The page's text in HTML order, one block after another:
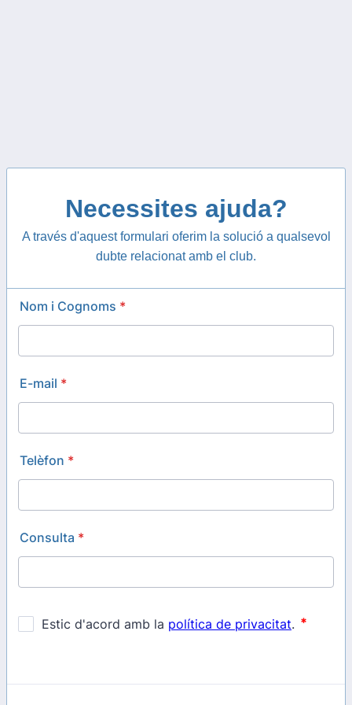
Necessites ajuda?
A través d'aquest formulari oferim la solució a qualsevol
dubte relacionat amb el club.
Nom i Cognoms *
E-mail *
Telèfon *
Consulta *